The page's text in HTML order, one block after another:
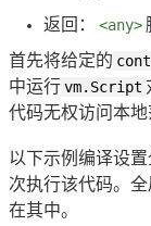
返回：
<any>
首先将给定的
中运行vm.Script
代码无权访问本地
以下示例编译设
次执行该代码。
在其中。